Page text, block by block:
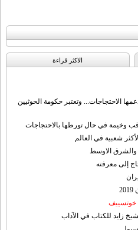
الاکثر قراءة
الاحتجاجات... وتعتبر حكومة الحوثيين
وخيمة في حال تورطها بالاحتجاجات
شعبية في العالم
والشرق الاوسط
إلى معرفته
خوتسييف
زايد للكتاب في الآداب